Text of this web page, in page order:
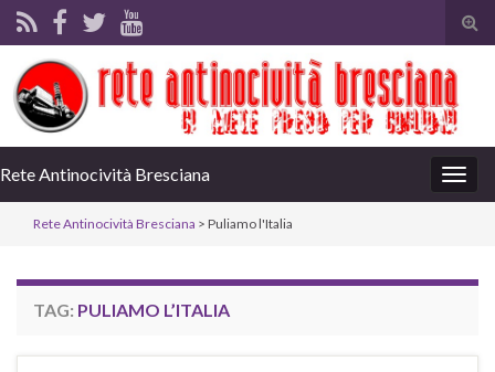
Rete Antinocività Bresciana
Rete Antinocività Bresciana > Puliamo l'Italia
TAG: PULIAMO L’ITALIA